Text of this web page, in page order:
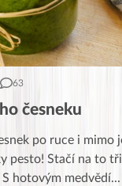
63
česneku
po ruce i mimo
pesto! Stačí na to
hotovým medvědí...